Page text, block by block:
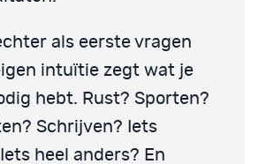
als eerste vragen
intuïtie zegt wat je
hebt. Rust? Sporten?
Schrijven? Iets
heel anders? En